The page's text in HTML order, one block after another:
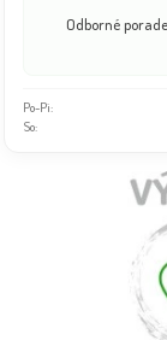
Odborné
Po-Pi:
So: